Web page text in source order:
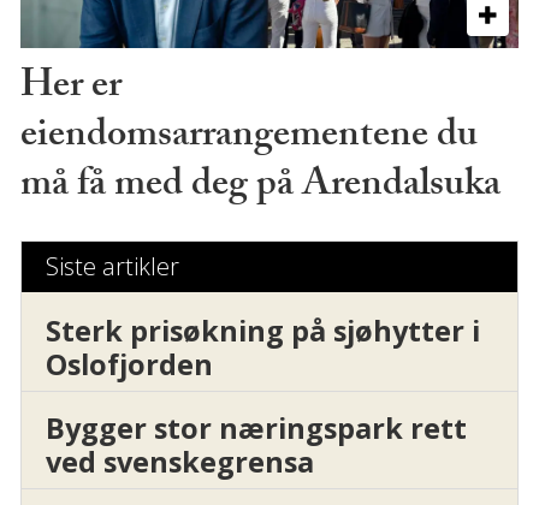
Her er
eiendomsarrangementene du
må få med deg på Arendalsuka
Siste artikler
Sterk prisøkning på sjøhytter i
Oslofjorden
Bygger stor næringspark rett
ved svenskegrensa